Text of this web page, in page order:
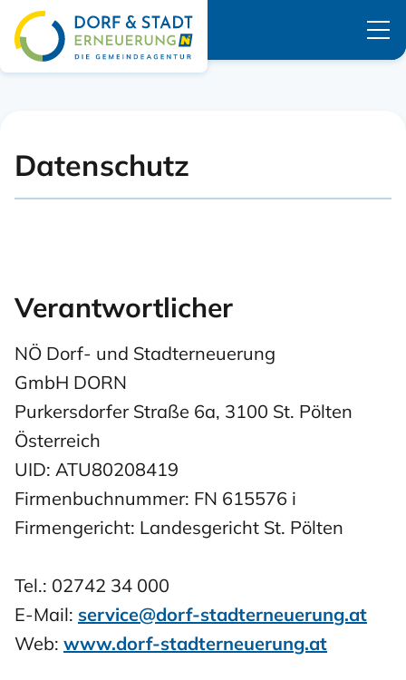
Datenschutz
Verantwortlicher
NÖ Dorf- und Stadterneuerung
GmbH DORN
Purkersdorfer Straße 6a, 3100 St. Pölten
Österreich
UID: ATU80208419
Firmenbuchnummer: FN 615576 i
Firmengericht: Landesgericht St. Pölten
Tel.: 02742 34 000
E-Mail: service@dorf-stadterneuerung.at
Web: www.dorf-stadterneuerung.at